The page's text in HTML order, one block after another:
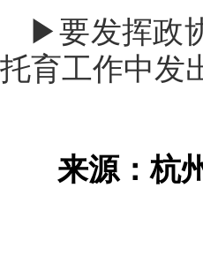
▶要发挥政
托育工作中发
来源：